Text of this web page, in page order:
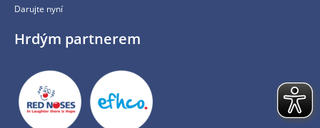
Darujte nyní
Hrdým partnerem